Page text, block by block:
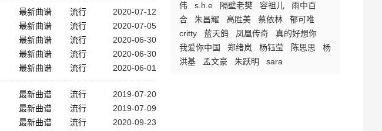
伟
s.h.e 隔壁老樊 容祖儿
雨中百
合
朱昌耀 高胜美 蔡依林
郁可唯
critty
蓝天鸽 凤凰传奇
真的好想你
我爱你中国
郑绪岚 杨钰莹 陈思思
杨
洪基
孟文豪 朱跃明 sara
最新曲谱 流行
2020-07-12
最新曲谱 流行
2020-07-05
最新曲谱 流行
2020-06-30
最新曲谱 流行
2020-06-30
最新曲谱 流行 2020-06-01
最新曲谱 流行
2019-07-20
最新曲谱 流行
2019-07-09
最新曲谱 流行
2020-09-23